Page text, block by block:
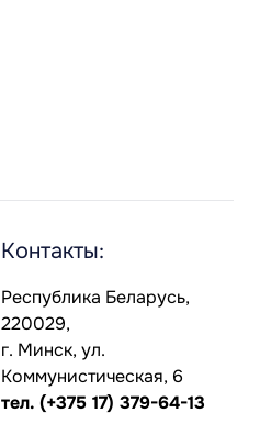
Контакты:
Республика Беларусь,
220029,
г. Минск, ул.
Коммунистическая, 6
тел. (+375 17) 379-64-13